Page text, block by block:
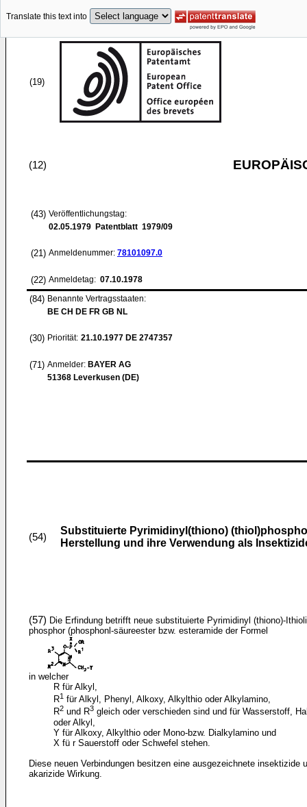
Translate this text into
(19)
(12)
(43) Veröffentlichungstag:
02.05.1979 Patentblatt 1979/09
(21) Anmeldenummer: 78101097.0
(22) Anmeldetag: 07.10.1978
(84) Benannte Vertragsstaaten:
BE CH DE FR GB NL
(30) Priorität: 21.10.1977 DE 2747357
(71) Anmelder: BAYER AG
51368 Leverkusen (DE)
(54)
Substituierte Pyrimidinyl(thiono)
Herstellung und ihre Verwendung als
(57) Die Erfindung betrifft neue substituierte Pyrimidinyl (thiono)-
phosphor (phosphonl-säureester bzw. esteramide der Formel
in welcher
R für Alkyl,
R1 für Alkyl, Phenyl, Alkoxy, Alkylthio oder Alkylamino,
R2 und R3 gleich oder verschieden sind und für Wasserstoff,
oder Alkyl,
Y für Alkoxy, Alkylthio oder Mono-bzw. Dialkylamino und
X fü r Sauerstoff oder Schwefel stehen.
Diese neuen Verbindungen besitzen eine ausgezeichnete insektizide
akarizide Wirkung.